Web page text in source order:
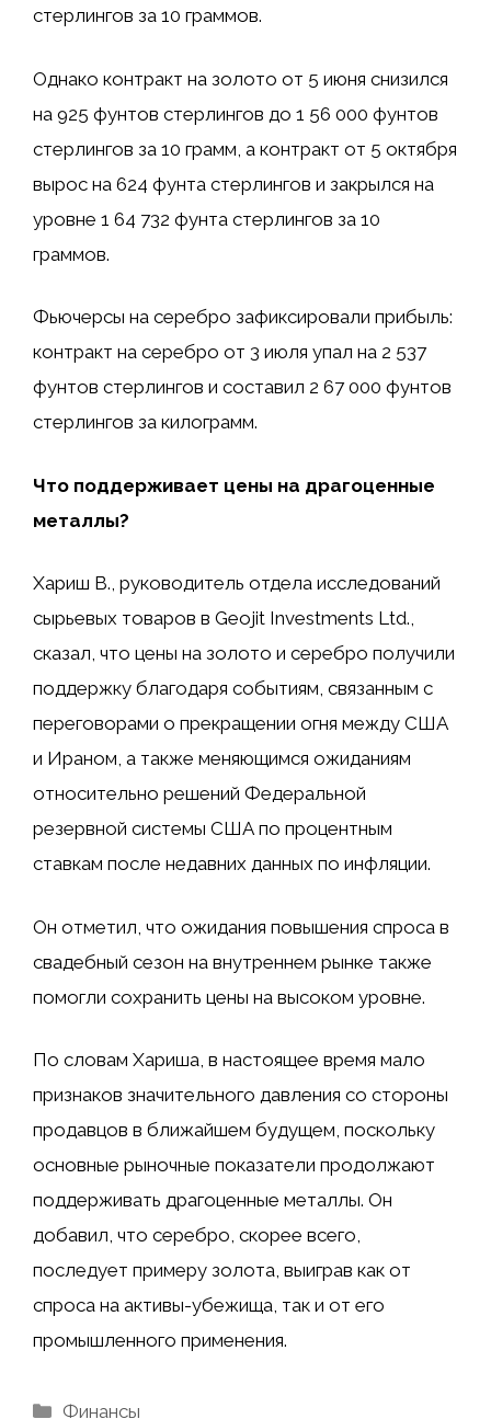
стерлингов за 10 граммов.
Однако контракт на золото от 5 июня снизился
на 925 фунтов стерлингов до 1 56 000 фунтов
стерлингов за 10 грамм, а контракт от 5 октября
вырос на 624 фунта стерлингов и закрылся на
уровне 1 64 732 фунта стерлингов за 10
граммов.
Фьючерсы на серебро зафиксировали прибыль:
контракт на серебро от 3 июля упал на 2 537
фунтов стерлингов и составил 2 67 000 фунтов
стерлингов за килограмм.
Что поддерживает цены на драгоценные
металлы?
Хариш В., руководитель отдела исследований
сырьевых товаров в Geojit Investments Ltd.,
сказал, что цены на золото и серебро получили
поддержку благодаря событиям, связанным с
переговорами о прекращении огня между США
и Ираном, а также меняющимся ожиданиям
относительно решений Федеральной
резервной системы США по процентным
ставкам после недавних данных по инфляции.
Он отметил, что ожидания повышения спроса в
свадебный сезон на внутреннем рынке также
помогли сохранить цены на высоком уровне.
По словам Хариша, в настоящее время мало
признаков значительного давления со стороны
продавцов в ближайшем будущем, поскольку
основные рыночные показатели продолжают
поддерживать драгоценные металлы. Он
добавил, что серебро, скорее всего,
последует примеру золота, выиграв как от
спроса на активы-убежища, так и от его
промышленного применения.
Рубрики
Финансы